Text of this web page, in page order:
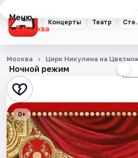
Концерты Театр
Меню
Москва
Концерты
Театр
Стендап
Выставки
Квесты
Ночной режим
Москва Цирк Никулина на
0+